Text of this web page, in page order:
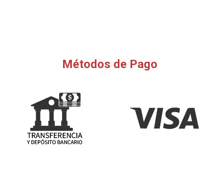
Métodos de Pago